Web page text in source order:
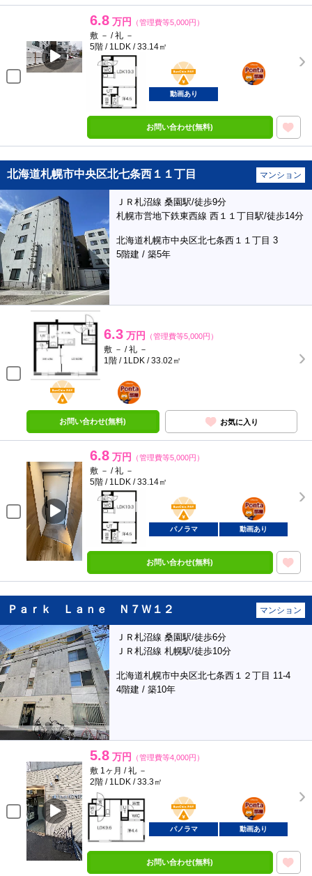
6.8 万円 （管理費等5,000円）
敷 － / 礼 －
5階 / 1LDK / 33.14㎡
BunChinPAY
ポンタ
部屋
動画あり
お問い合わせ(無料)
北海道札幌市中央区北七条西１１丁目 マンション
ＪＲ札沼線 桑園駅/徒歩9分
札幌市営地下鉄東西線 西１１丁目駅/徒歩14分
北海道札幌市中央区北七条西１１丁目 3
5階建 / 築5年
6.3 万円 （管理費等5,000円）
敷 － / 礼 －
1階 / 1LDK / 33.02㎡
BunChinPAY
ポンタ
部屋
お問い合わせ(無料) お気に入り
6.8 万円 （管理費等5,000円）
敷 － / 礼 －
5階 / 1LDK / 33.14㎡
BunChinPAY
ポンタ
部屋
パノラマ 動画あり
お問い合わせ(無料)
Ｐａｒｋ Ｌａｎｅ Ｎ７Ｗ１２ マンション
ＪＲ札沼線 桑園駅/徒歩6分
ＪＲ札沼線 札幌駅/徒歩10分
北海道札幌市中央区北七条西１２丁目 11-4
4階建 / 築10年
5.8 万円 （管理費等4,000円）
敷 1ヶ月 / 礼 －
2階 / 1LDK / 33.3㎡
BunChinPAY
ポンタ
部屋
パノラマ 動画あり
お問い合わせ(無料)